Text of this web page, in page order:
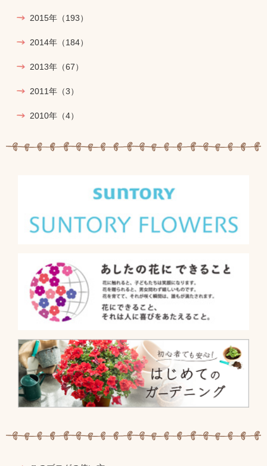
2015年 （193）
2014年 （184）
2013年 （67）
2011年 （3）
2010年 （4）